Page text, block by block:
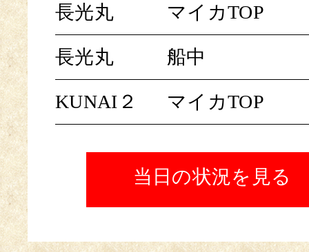
長光丸 マイカTOP
長光丸 船中
KUNAI２ マイカTOP
当日の状況を見る